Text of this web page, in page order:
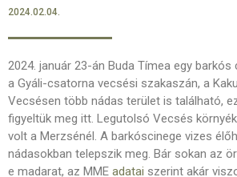
2024.02.04.
2024. január 23-án Buda Tímea egy
a Gyáli-csatorna vecsési szakaszán, a
Vecsésen több nádas terület is található,
figyeltük meg itt. Legutolsó Vecsés
volt a Merzsénél. A barkóscinege vizes
nádasokban telepszik meg. Bár sokan az
e madarat, az MME adatai szerint akár